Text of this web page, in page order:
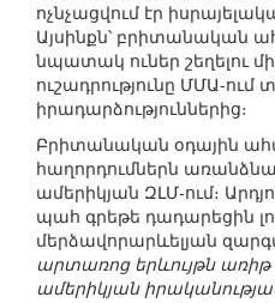
ոչնչացվում էր
Այսինքն՝ բրիտանական
նպատակ ուներ շեղելու
ուշադրությունը ՄՄԱ-ում
իրադարձություններից։
Բրիտանական օդային
հաղորդումներն
ամերիկյան ԶԼՄ-ում։
պահ գրեթե դադարեցին
մերձավորարևելյան
արտառոց երևույթն
ամերիկյան